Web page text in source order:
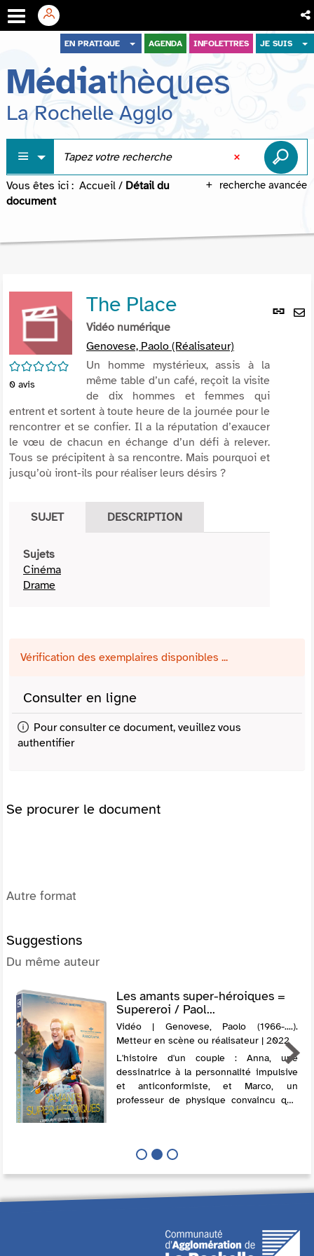
menu
contenu
recherche
EN PRATIQUE AGENDA INFOLETTRES JE SUIS
Médiathèques
La Rochelle Agglo
recherche avancée
Vous êtes ici : Accueil / Détail du
document
Lien
/5
0 avis
The Place
Vidéo numérique
Genovese, Paolo (Réalisateur)
Un homme mystérieux, assis à la
même table d’un café, reçoit la visite
de dix hommes et femmes qui
entrent et sortent à toute heure de la journée pour le
rencontrer et se confier. Il a la réputation d’exaucer
le vœu de chacun en échange d’un défi à relever.
Tous se précipitent à sa rencontre. Mais pourquoi et
jusqu’où iront-ils pour réaliser leurs désirs ?
SUJET DESCRIPTION
Sujets
Cinéma
Drame
Vérification des exemplaires disponibles ...
Consulter en ligne
Pour consulter ce document, veuillez vous
authentifier
Se procurer le document
Autre format
Suggestions
Du même auteur
Les amants super-héroiques =
Supereroi / Paol...
Vidéo | Genovese, Paolo (1966-....).
Metteur en scène ou réalisateur | 2022
L'histoire d'un couple : Anna, une
dessinatrice à la personnalité impulsive
et anticonformiste, et Marco, un
professeur de physique convaincu que